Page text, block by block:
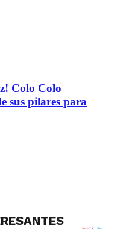
Colo Colo
sus pilares para